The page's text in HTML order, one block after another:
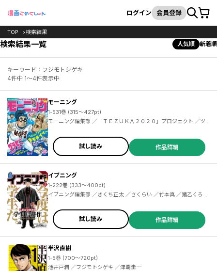
検索
ログイン 会員登録カート
TOP 検索結果
検索結果一覧 人気順 新着順
キーワード：フジモトシゲキ
4件中 1～4件表示中
モーニング
1-531巻 (315～427pt)
モーニング編集部 ／「ＴＥＺＵＫＡ２０２０」プロジェクト ／ツジトモ ／綱本将也 ／森高夕次 ／足立金太郎 ／鈴ノ木ユウ ／泰三子 ／鈴木コイチ ／小山宙哉 ／飛田漱 ／田素弘 ／池井戸潤 ／フジモトシゲキ ／津覇圭一 ／真刈信二 ／かわぐちかいじ ／山田芳裕 ／よしながふみ ／カルロ・ゼン ／石田点 ／山村東 ／なきぼくろ ／亜樹直 ／オキモト・シュウ ／とりのなん子 ／山田金鉄 ／田島隆 ／東風孝広 ／染谷みのる ／秋月りす ／家田明歩 ／あらゐけいいち ／たかぎ七彦 ／アダチケイジ ／仔鹿リナ ／東元俊哉 ／福田泰宏 ／三原和人 ／岡田卓也
試し読み 作品詳細
イブニング
1-222巻 (333～400pt)
イブニング編集部 ／きくち正太 ／さくらい ／竹本真 ／猪乙くろ ／真船一雄 ／大間九郎 ／忠見周 ／小林銅蟲 ／菜央こりん ／平本アキラ ／天樹征丸 ／さとうふみや ／となりける ／『四月一日さん家の』製作委員会 ／吉田基已 ／みずしな孝之 ／水城せとな ／森恒二 ／出端祐大 ／恵本裕子 ／小林まこと ／矢口高雄 ／立沢克美 ／小堀真 ／冬目景 ／小林賢太郎 ／朱戸アオ ／ウラモトユウコ ／三原すばる ／福満しげゆき ／原田繭 ／とりのなん子 ／木城ゆきと ／柴田ヨクサル ／奥浩哉 ／弘兼憲史 ／日本橋ヨヲコ ／木内亨 ／百田尚樹
試し読み 作品詳細
半沢直樹
1-5巻 (700～720pt)
池井戸潤 ／フジモトシゲキ ／津覇圭一